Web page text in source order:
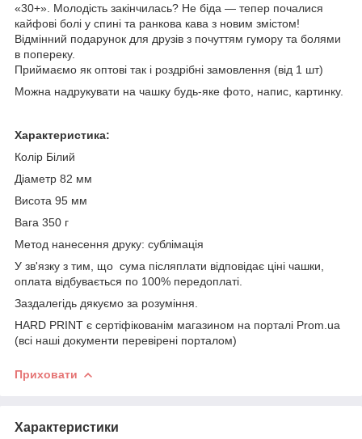
«30+». Молодість закінчилась? Не біда — тепер почалися
кайфові болі у спині та ранкова кава з новим змістом!
Відмінний подарунок для друзів з почуттям гумору та болями
в попереку.
Приймаємо як оптові так і роздрібні замовлення (від 1 шт)
Можна надрукувати на чашку будь-яке фото, напис, картинку.
Характеристика:
Колір Білий
Діаметр 82 мм
Висота 95 мм
Вага 350 г
Метод нанесення друку: сублімація
У зв'язку з тим, що сума післяплати відповідає ціні чашки,
оплата відбувається по 100% передоплаті.
Заздалегідь дякуємо за розуміння.
HARD PRINT є сертіфікованім магазином на порталі Prom.ua
(всі наші документи перевірені порталом)
Приховати
Характеристики